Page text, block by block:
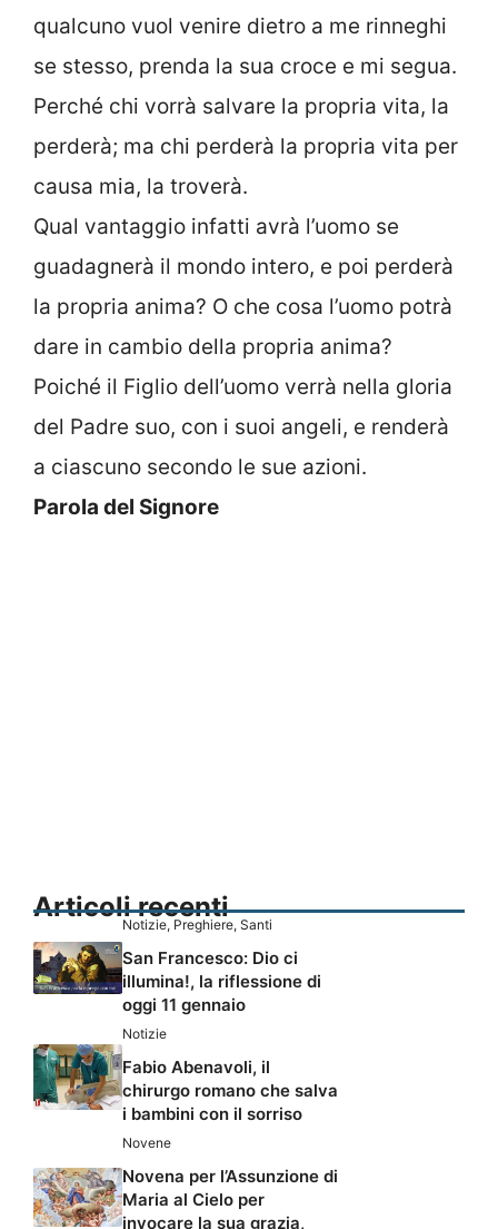
qualcuno vuol venire dietro a me rinneghi
se stesso, prenda la sua croce e mi segua.
Perché chi vorrà salvare la propria vita, la
perderà; ma chi perderà la propria vita per
causa mia, la troverà.
Qual vantaggio infatti avrà l’uomo se
guadagnerà il mondo intero, e poi perderà
la propria anima? O che cosa l’uomo potrà
dare in cambio della propria anima?
Poiché il Figlio dell’uomo verrà nella gloria
del Padre suo, con i suoi angeli, e renderà
a ciascuno secondo le sue azioni.
Parola del Signore
Articoli recenti
Notizie, Preghiere, Santi
San Francesco: Dio ci
illumina!, la riflessione di
oggi 11 gennaio
Notizie
Fabio Abenavoli, il
chirurgo romano che salva
i bambini con il sorriso
Novene
Novena per l’Assunzione di
Maria al Cielo per
invocare la sua grazia,